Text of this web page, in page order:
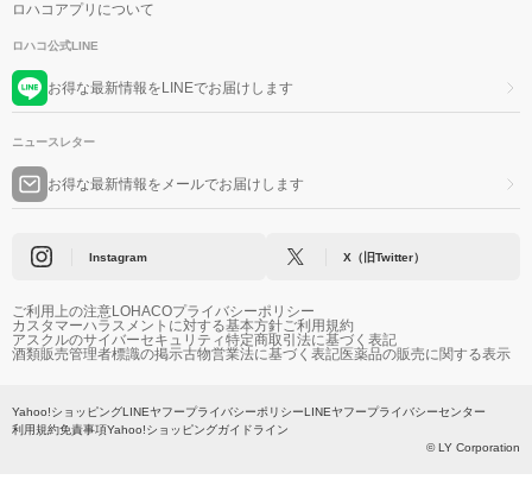
ロハコアプリについて
ロハコ公式LINE
お得な最新情報をLINEでお届けします
ニュースレター
お得な最新情報をメールでお届けします
Instagram X（旧Twitter）
ご利用上の注意LOHACOプライバシーポリシー
カスタマーハラスメントに対する基本方針ご利用規約
アスクルのサイバーセキュリティ特定商取引法に基づく表記
酒類販売管理者標識の掲示古物営業法に基づく表記医薬品の販売に関する表示
Yahoo!ショッピングLINEヤフープライバシーポリシーLINEヤフープライバシーセンター
利用規約免責事項Yahoo!ショッピングガイドライン
© LY Corporation